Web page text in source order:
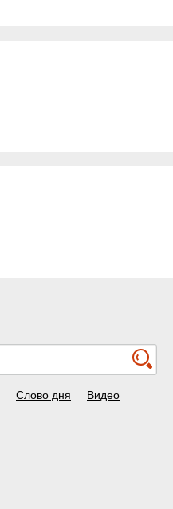
Слово дня Видео